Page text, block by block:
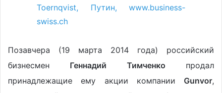
Позавчера (19 марта 2014 года) российский
бизнесмен Геннадий Тимченко продал
принадлежащие ему акции компании Gunvor,